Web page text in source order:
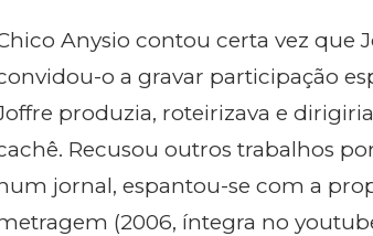
Anysio contou certa vez que
o a gravar participação
produzia, roteirizava e
Recusou outros trabalhos
jornal, espantou-se com a
(2006, íntegra no